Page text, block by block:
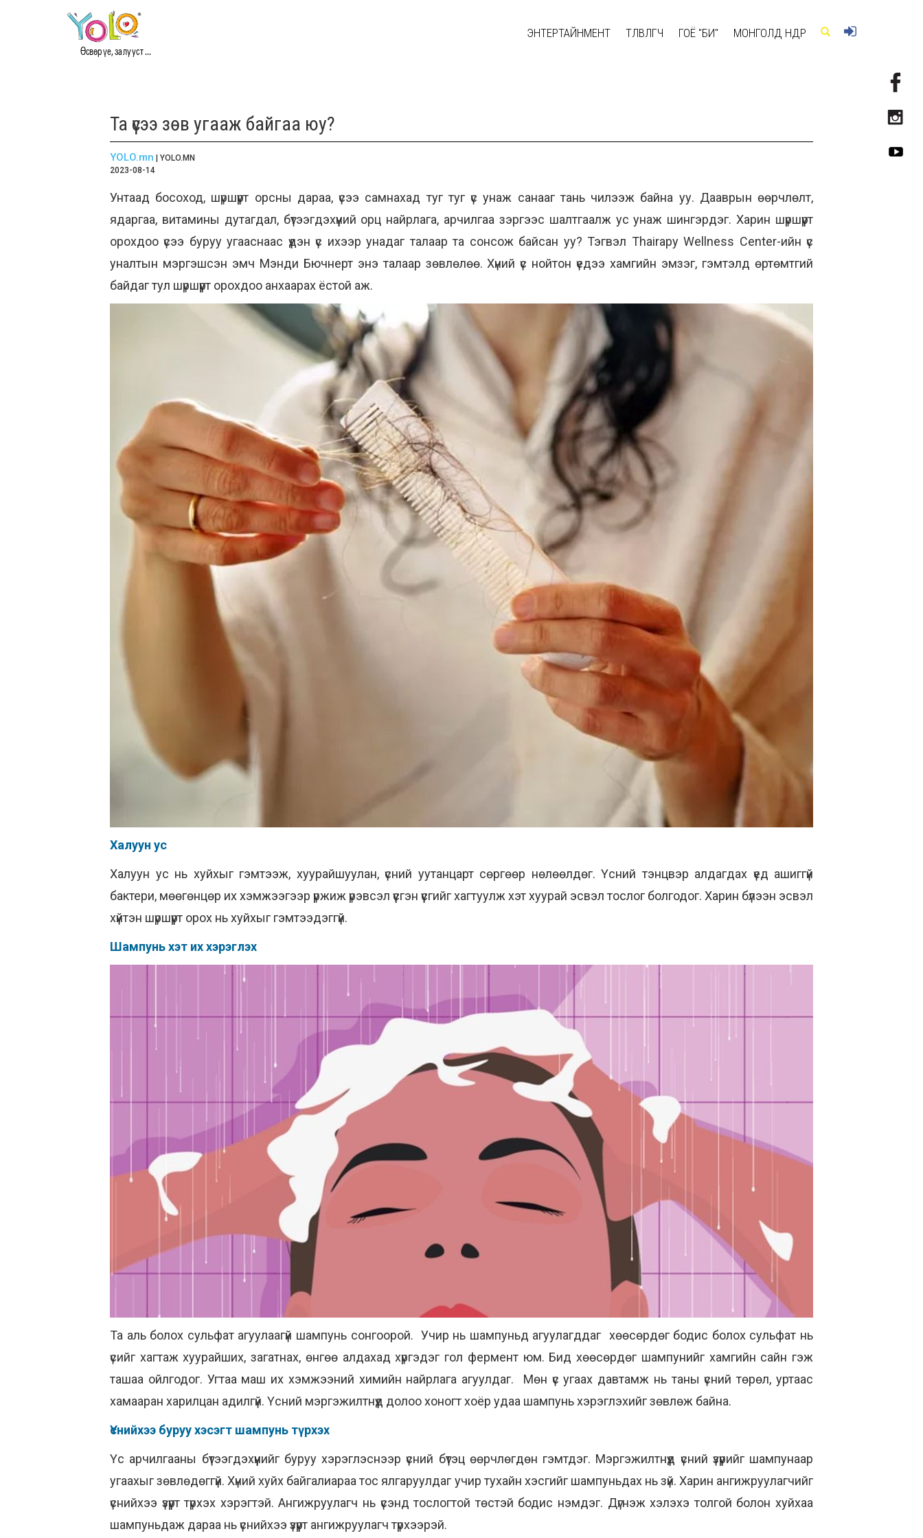
Өсвөр үе, залууст ...
ЭНТЕРТАЙНМЕНТ ТӨЛӨВЛӨГЧ ГОЁ "БИ" МОНГОЛД ӨНӨӨДӨР
Та үсээ зөв угааж байгаа юу?
YOLO.mn | YOLO.MN
2023-08-14
Унтаад босоход, шүршүүрт орсны дараа, үсээ самнахад туг туг үс унаж санааг тань чилээж байна уу. Дааврын өөрчлөлт,
ядаргаа, витамины дутагдал, бүтээгдэхүүний орц найрлага, арчилгаа зэргээс шалтгаалж ус унаж шингэрдэг. Харин шүршүүрт
орохдоо үсээ буруу угааснаас үүдэн үс ихээр унадаг талаар та сонсож байсан уу? Тэгвэл Thairapy Wellness Center-ийн үс
уналтын мэргэшсэн эмч Мэнди Бючнерт энэ талаар зөвлөлөө. Хүний үс нойтон үедээ хамгийн эмзэг, гэмтэлд өртөмтгий
байдаг тул шүршүүрт орохдоо анхаарах ёстой аж.
Халуун ус
Халуун ус нь хуйхыг гэмтээж, хуурайшуулан, үсний уутанцарт сөргөөр нөлөөлдөг. Үсний тэнцвэр алдагдах үед ашиггүй
бактери, мөөгөнцөр их хэмжээгээр үржиж үрэвсэл үүсгэн үүсгийг хагтуулж хэт хуурай эсвэл тослог болгодог. Харин бүлээн эсвэл
хүйтэн шүршүүрт орох нь хуйхыг гэмтээдэггүй.
Шампунь хэт их хэрэглэх
Та аль болох сульфат агуулаагүй шампунь сонгоорой. Учир нь шампуньд агуулагддаг хөөсөрдөг бодис болох сульфат нь
үсийг хагтаж хуурайших, загатнах, өнгөө алдахад хүргэдэг гол фермент юм. Бид хөөсөрдөг шампунийг хамгийн сайн гэж
ташаа ойлгодог. Угтаа маш их хэмжээний химийн найрлага агуулдаг. Мөн үс угаах давтамж нь таны үсний төрөл, уртаас
хамааран харилцан адилгүй. Үсний мэргэжилтнүүд долоо хоногт хоёр удаа шампунь хэрэглэхийг зөвлөж байна.
Үснийхээ буруу хэсэгт шампунь түрхэх
Үс арчилгааны бүтээгдэхүүнийг буруу хэрэглэснээр үсний бүтэц өөрчлөгдөн гэмтдэг. Мэргэжилтнүүд үсний үзүүрийг шампунаар
угаахыг зөвлөдөггүй. Хүний хуйх байгалиараа тос ялгаруулдаг учир тухайн хэсгийг шампуньдах нь зүй. Харин ангижруулагчийг
үснийхээ үзүүрт түрхэх хэрэгтэй. Ангижруулагч нь үсэнд тослогтой төстэй бодис нэмдэг. Дүгнэж хэлэхэ толгой болон хуйхаа
шампуньдаж дараа нь үснийхээ үзүүрт ангижруулагч түрхээрэй.